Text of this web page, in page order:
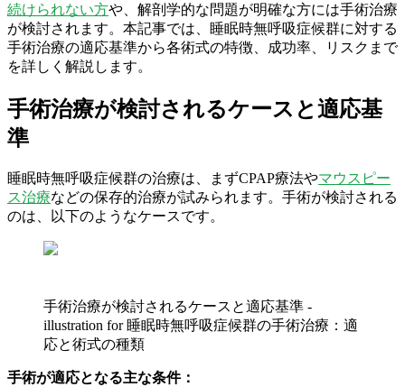
続けられない方や、解剖学的な問題が明確な方には手術治療
が検討されます。本記事では、睡眠時無呼吸症候群に対する
手術治療の適応基準から各術式の特徴、成功率、リスクまで
を詳しく解説します。
手術治療が検討されるケースと適応基
準
睡眠時無呼吸症候群の治療は、まずCPAP療法やマウスピー
ス治療などの保存的治療が試みられます。手術が検討される
のは、以下のようなケースです。
手術治療が検討されるケースと適応基準 -
illustration for 睡眠時無呼吸症候群の手術治療：適
応と術式の種類
手術が適応となる主な条件：